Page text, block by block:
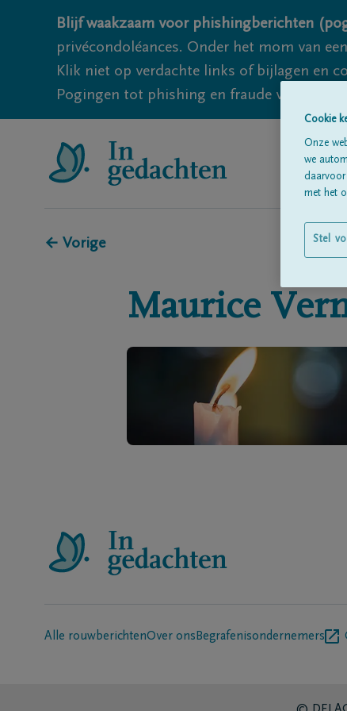
Blijf waakzaam voor phishingberichten
privécondoléances. Onder het mom van
Klik niet op verdachte links of bijlagen en
Pogingen tot phishing en fraude vallen
← Vorige
Maurice
Alle rouwberichtenOver ons Begrafenisondernemers
Cookie
Onze
we
daarvoor
met het
Stel